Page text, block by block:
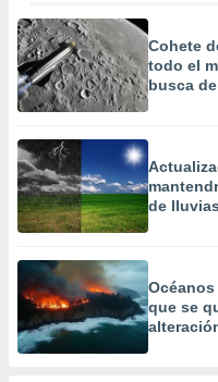
Cohete
todo el
busca
de
que se